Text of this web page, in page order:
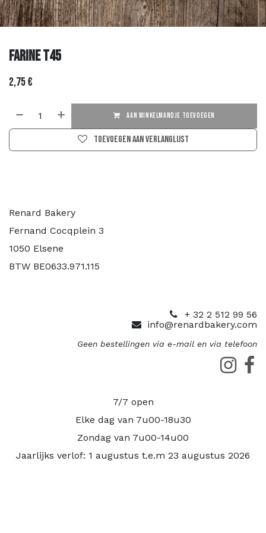
Farine T45
2,75€
AAN WINKELMANDJE TOEVOEGEN
Toevoegen aan verlanglijst
Renard Bakery
Fernand Cocqplein 3
1050 Elsene
BTW BE0633.971.115
+ 32 2 512 99 56
info@renardbakery.com
Geen bestellingen via e-mail en via telefoon
7/7 open
Elke dag van 7u00-18u30
Zondag van 7u00-14u00
Jaarlijks verlof: 1 augustus t.e.m 23 augustus 2026